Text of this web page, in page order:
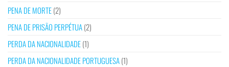
PENA DE MORTE(2)
PENA DE PRISÃO PERPÉTUA(2)
PERDA DA NACIONALIDADE(1)
PERDA DA NACIONALIDADE PORTUGUESA(1)